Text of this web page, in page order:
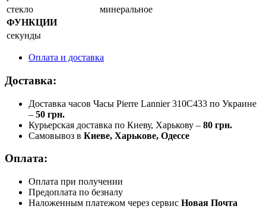
стекло
минеральное
ФУНКЦИИ
секунды
Оплата и доставка
Доставка:
Доставка часов Часы Pierre Lannier 310C433 по Украине
– 50 грн.
Курьерская доставка по Киеву, Харькову – 80 грн.
Самовывоз в Киеве, Харькове, Одессе
Оплата:
Оплата при получении
Предоплата по безналу
Наложенным платежом через сервис Новая Почта